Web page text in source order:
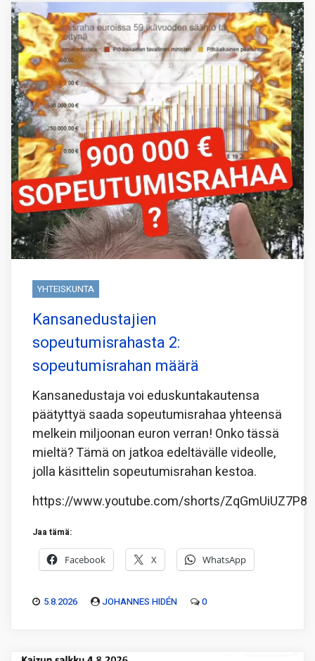
YHTEISKUNTA
Kansanedustajien
sopeutumisrahasta 2:
sopeutumisrahan määrä
Kansanedustaja voi eduskuntakautensa
päätyttyä saada sopeutumisrahaa yhteensä
melkein miljoonan euron verran! Onko tässä
mieltä? Tämä on jatkoa edeltävälle videolle,
jolla käsittelin sopeutumisrahan kestoa.
https://www.youtube.com/shorts/ZqGmUiUZ7P8
Jaa tämä:
Facebook X WhatsApp
5.8.2026 JOHANNES HIDÉN 0